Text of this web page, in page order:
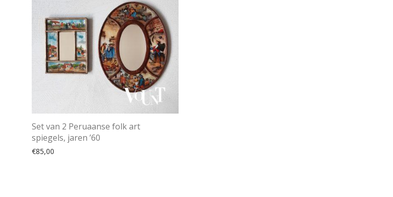
Set van 2 Peruaanse folk art
spiegels, jaren ’60
€85,00